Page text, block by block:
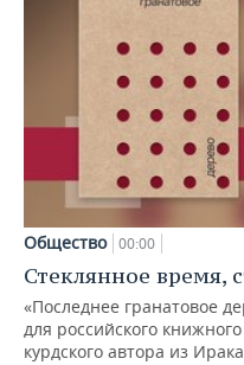
Общество 00:00
Стеклянное время,
«Последнее гранатовое
для российского
курдского автора из Ирака